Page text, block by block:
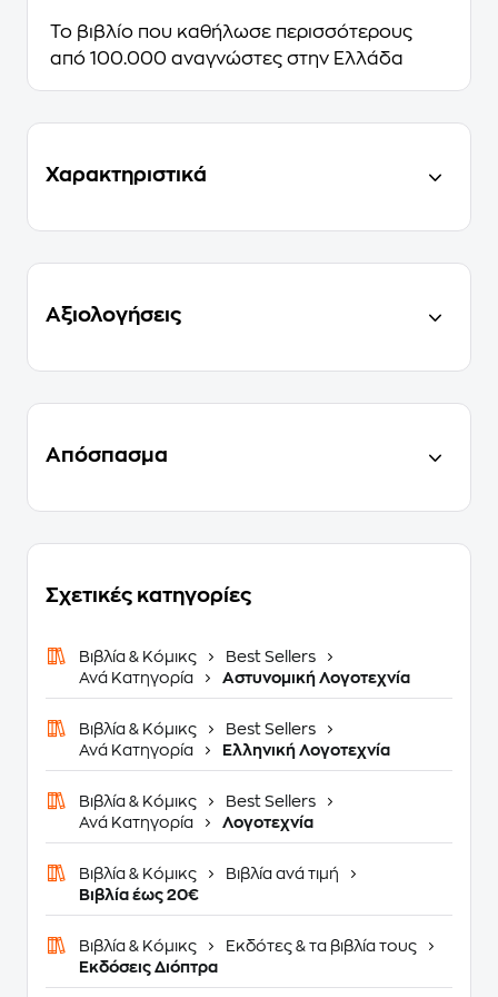
Το βιβλίο που καθήλωσε περισσότερους
από 100.000 αναγνώστες στην Ελλάδα
Χαρακτηριστικά
Αξιολογήσεις
Απόσπασμα
Σχετικές κατηγορίες
Βιβλία & Κόμικς
Best Sellers
Ανά Κατηγορία
Αστυνομική Λογοτεχνία
Βιβλία & Κόμικς
Best Sellers
Ανά Κατηγορία
Ελληνική Λογοτεχνία
Βιβλία & Κόμικς
Best Sellers
Ανά Κατηγορία
Λογοτεχνία
Βιβλία & Κόμικς
Βιβλία ανά τιμή
Βιβλία έως 20€
Βιβλία & Κόμικς
Εκδότες & τα βιβλία τους
Εκδόσεις Διόπτρα